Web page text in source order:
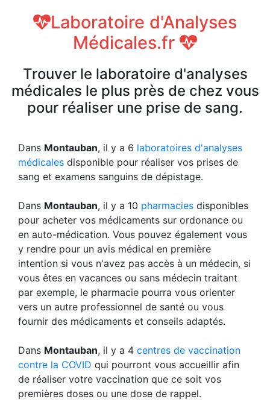
Laboratoire d'Analyses
Médicales.fr
Trouver le laboratoire d'analyses
médicales le plus près de chez vous
pour réaliser une prise de sang.
Dans Montauban, il y a 6 laboratoires d'analyses
médicales disponible pour réaliser vos prises de
sang et examens sanguins de dépistage.
Dans Montauban, il y a 10 pharmacies disponibles
pour acheter vos médicaments sur ordonance ou
en auto-médication. Vous pouvez également vous
y rendre pour un avis médical en première
intention si vous n'avez pas accès à un médecin, si
vous êtes en vacances ou sans médecin traitant
par exemple, le pharmacie pourra vous orienter
vers un autre professionnel de santé ou vous
fournir des médicaments et conseils adaptés.
Dans Montauban, il y a 4 centres de vaccination
contre la COVID qui pourront vous accueillir afin
de réaliser votre vaccination que ce soit vos
premières doses ou une dose de rappel.